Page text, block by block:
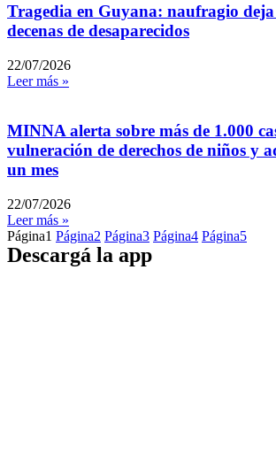
Tragedia en Guyana: naufragio
decenas de desaparecidos
22/07/2026
Leer más »
MINNA alerta sobre más de 1.000
vulneración de derechos de niños y
un mes
22/07/2026
Leer más »
Página1 Página2 Página3 Página4 Página5
Descargá la app